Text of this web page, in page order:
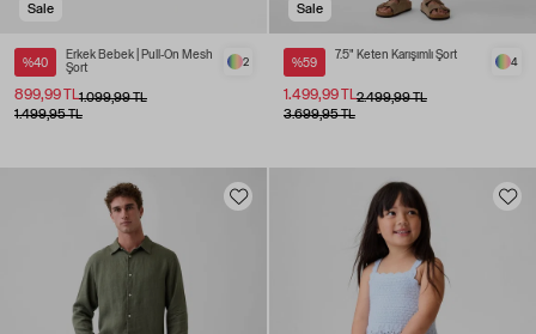
Sale
%40
Erkek Bebek | Pull-On Mesh
Şort
1.099,99 TL
899,99 TL
2
1.499,95 TL
Sale
%59
7.5" Keten Karışımlı Şort
2.499,99 TL
1.499,99 TL
4
3.699,95 TL